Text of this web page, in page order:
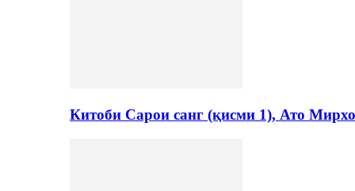
Китоби Сарои санг (қисми 1), Ато